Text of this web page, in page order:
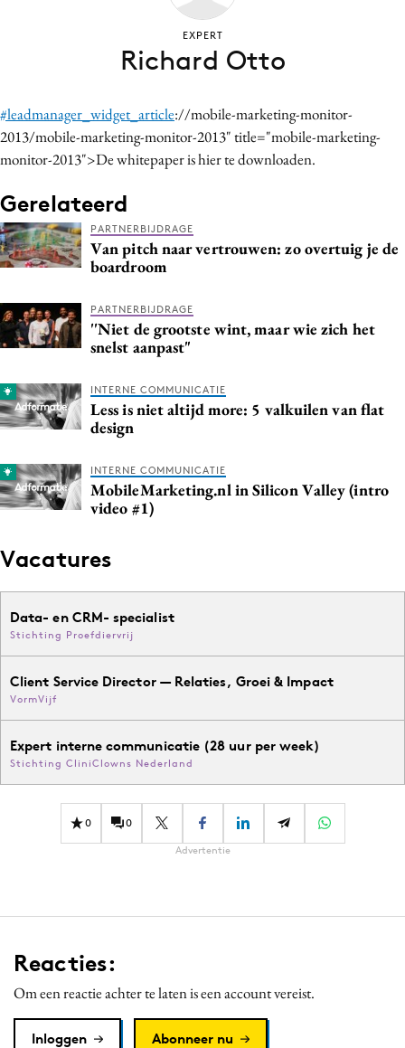
Craft
Customer Experience
Design
Digital transformation
Diversiteit
Gedragsverandering
Influencer marketing
Martech
Media
PR
Programmatic
Reputatie & crisis
#leadmanager_widget_article://mobile-marketing-monitor-
2013/mobile-marketing-monitor-2013" title="mobile-marketing-
monitor-2013">De whitepaper is hier te downloaden.
Gerelateerd
PARTNERBIJDRAGE
Van pitch naar vertrouwen: zo overtuig je de
boardroom
PARTNERBIJDRAGE
''Niet de grootste wint, maar wie zich het
snelst aanpast"
INTERNE COMMUNICATIE
Less is niet altijd more: 5 valkuilen van flat
design
INTERNE COMMUNICATIE
MobileMarketing.nl in Silicon Valley (intro
video #1)
Vacatures
Data- en CRM- specialist
Stichting Proefdiervrij
Client Service Director — Relaties, Groei & Impact
VormVijf
Expert interne communicatie (28 uur per week)
Stichting CliniClowns Nederland
0 0
Advertentie
Reacties:
Om een reactie achter te laten is een account vereist.
Inloggen Abonneer nu
EXPERT
Richard Otto